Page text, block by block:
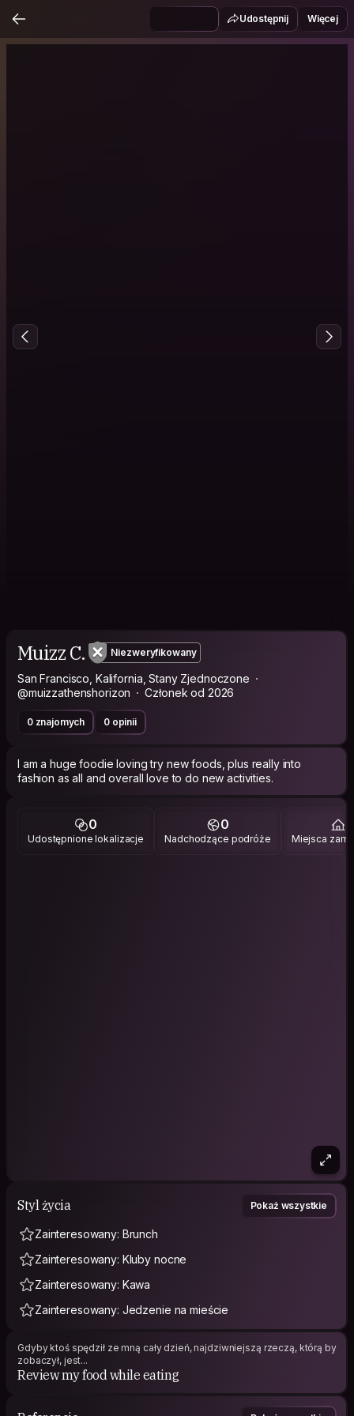
Udostępnij Więcej
Muizz C. Niezweryfikowany
San Francisco, Kalifornia, Stany Zjednoczone
@muizzathenshorizon
Członek od 2026
0 znajomych 0 opinii
I am a huge foodie loving try new foods, plus really into
fashion as all and overall love to do new activities.
0
Udostępnione lokalizacje
0
Nadchodzące podróże Miejsca
Styl życia Pokaż wszystkie
Zainteresowany: Brunch
Zainteresowany: Kluby nocne
Zainteresowany: Kawa
Zainteresowany: Jedzenie na mieście
Gdyby ktoś spędził ze mną cały dzień, najdziwniejszą rzeczą, którą by
zobaczył, jest...
Review my food while eating